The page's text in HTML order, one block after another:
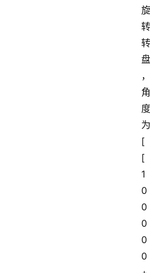
旋
转
转
盘
，
角
度
为
[
[
1
0
0
0
0
0